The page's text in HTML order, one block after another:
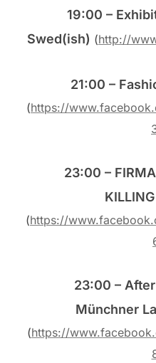
19:00 –
Swed(ish) (http://
21:00 –
(https://
23:00 –
(https://
23:00 –
Münchner
(https://